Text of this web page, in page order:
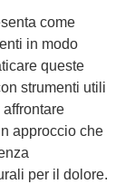
come
in modo
queste
strumenti utili
approccio che
per il dolore.